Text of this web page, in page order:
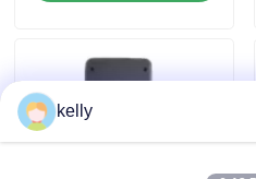
Notizie
kelly